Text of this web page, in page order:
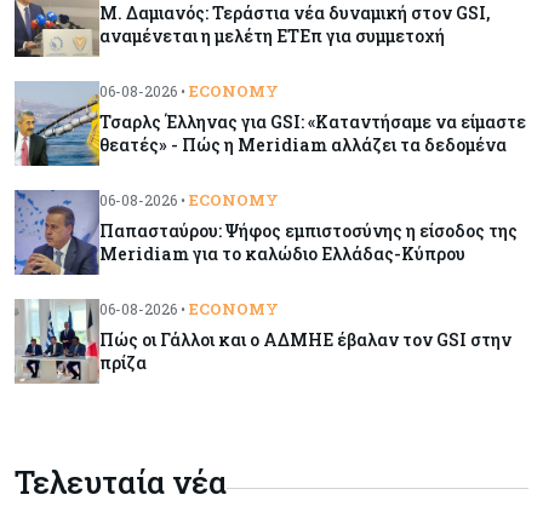
Banking 06-08-2026
απέναντι στη UniCredit ενόψει κρίσιμων
διαπραγματεύσεων
Κόσμος
«Spider-Man: Brand New Day»: Έφτασε το 1
δισ. εισπράξεις σε μόλις 6 ημέρες
Eurostat: Ετήσια αύξηση 5% του όγκου λιανικού
εμπορίου στην Κύπρο τον Ιούνιο
Στην κυκλοφορία ο νέος δρόμος Λάρνακας –
Μ. Δαμιανός: Τεράστια νέα δυναμική στον GSI,
αναμένεται η μελέτη ΕΤΕπ για συμμετοχή
06-08-2026 • ECONOMY
Τσαρλς Έλληνας για GSI: «Καταντήσαμε να είμαστε
θεατές» - Πώς η Meridiam αλλάζει τα δεδομένα
06-08-2026 • ECONOMY
Παπασταύρου: Ψήφος εμπιστοσύνης η είσοδος της
Meridiam για το καλώδιο Ελλάδας-Κύπρου
06-08-2026 • ECONOMY
Πώς οι Γάλλοι και ο ΑΔΜΗΕ έβαλαν τον GSI στην
πρίζα
Τελευταία νέα